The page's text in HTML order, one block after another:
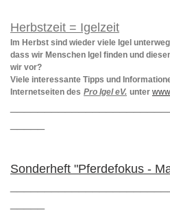
Herbstzeit = Igelzeit
Im Herbst sind wieder viele Igel
dass wir Menschen Igel finden und
wir vor?
Viele interessante Tipps und
Internetseiten des Pro Igel eV. unter
Sonderheft "Pferdefokus -